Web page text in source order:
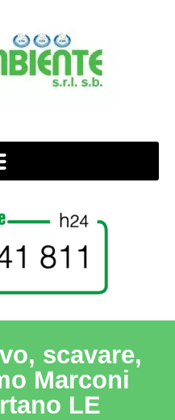
scavare,
Marconi
LE